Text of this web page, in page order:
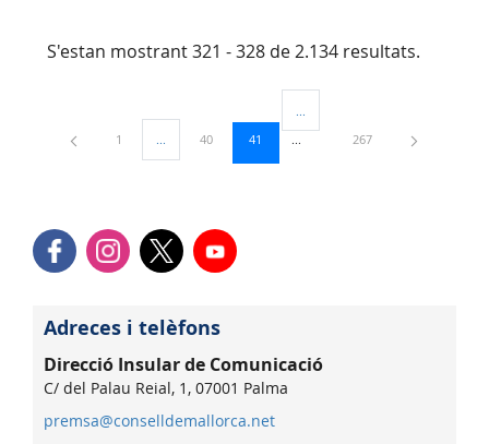
S'estan mostrant 321 - 328 de 2.134 resultats.
Pàgina
1 ...Pàgines intermèdies Utilitzeu TAB per navegar.
Pàgina
40 Pàgina
41
Pàgines intermèdies Utilitzeu
Pàgina
267
Adreces i telèfons
Direcció Insular de Comunicació
C/ del Palau Reial, 1, 07001 Palma
premsa@conselldemallorca.net